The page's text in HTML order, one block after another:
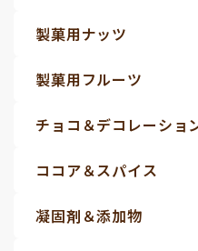
製菓用ナッツ
製菓用フルーツ
チョコ＆デコレーショ
ココア＆スパイス
凝固剤＆添加物